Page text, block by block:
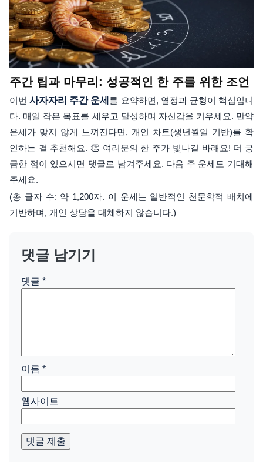
주간 팁과 마무리: 성공적인 한 주를 위한 조언
이번사자자리 주간 운세 를 요약하면, 열정과 균형이 핵심입니
다. 매일 작은 목표를 세우고 달성하며 자신감을 키우세요. 만약
운세가 맞지 않게 느껴진다면, 개인 차트(생년월일 기반)를 확
인하는 걸 추천해요. 👏 여러분의 한 주가 빛나길 바래요! 더 궁
금한 점이 있으시면 댓글로 남겨주세요. 다음 주 운세도 기대해
주세요.
(총 글자 수: 약 1,200자. 이 운세는 일반적인 천문학적 배치에
기반하며, 개인 상담을 대체하지 않습니다.)
댓글 남기기
댓글 *
이름 *
웹사이트
댓글 제출